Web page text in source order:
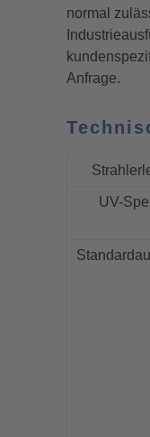
normal
Anfrage.
UV-